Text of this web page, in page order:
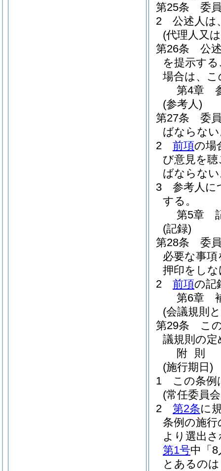
第25条
委
2
公述人は
(代理人又
第26条
公
を提示す
場合は、
第4章
(参考人)
第27条
委
ばならな
2
前項の場
び意見を
ばならな
3
参考人に
する。
第5章
(記録)
第28条
委
必要な事
押印をし
2
前項の記
第6章
(会議規則
第29条
こ
議規則の
附 則
(施行期日)
1
この条例
(常任委員
2
第2条に
条例の施
より選出
第1号中「
とあるの